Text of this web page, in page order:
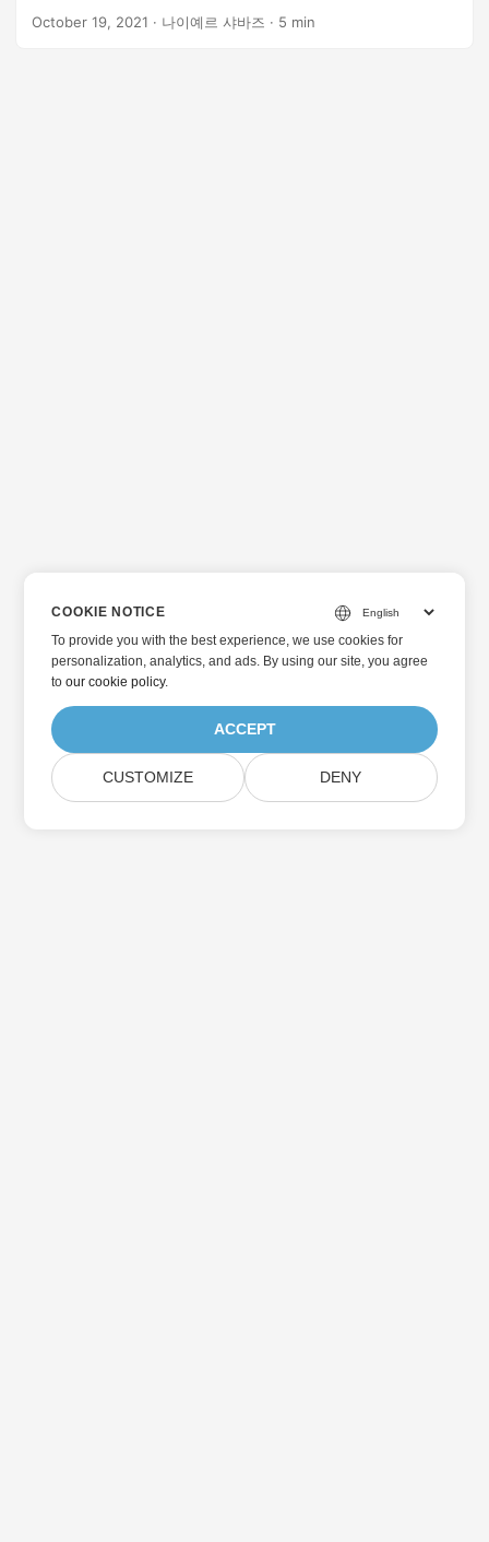
October 19, 2021 · 나이예르 샤바즈 · 5 min
COOKIE NOTICE
To provide you with the best experience, we use cookies for
personalization, analytics, and ads. By using our site, you agree
toour cookie policy.
ACCEPT
CUSTOMIZE DENY